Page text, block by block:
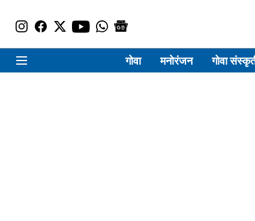
गोवा मनोरंजन गोवा